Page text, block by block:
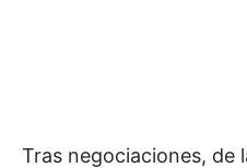
Tras negociaciones, de